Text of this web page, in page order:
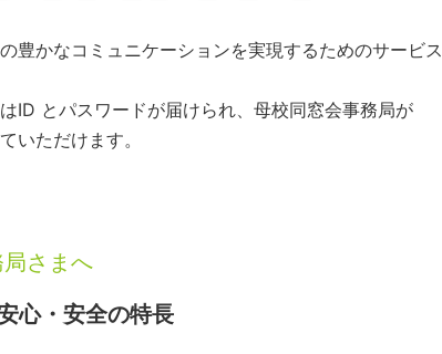
豊かなコミュニケーションを実現するためのサービス
ID とパスワードが届けられ、母校同窓会事務局が
いただけます。
さまへ
心・安全の特長